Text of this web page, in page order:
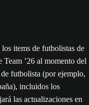
items de futbolistas de
’26 al momento del
futbolista (por ejemplo,
incluidos los
las actualizaciones en